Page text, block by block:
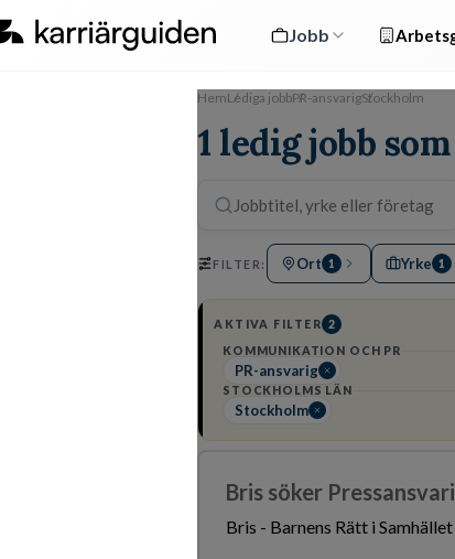
Jobb
HemLediga jobbPR-ansvarigStockholm
1 ledig jobb
FILTER: Ort 1 Yrke 1
AKTIVA FILTER 2
KOMMUNIKATION OCH PR
PR-ansvarig
STOCKHOLMS LÄN
Stockholm
Bris söker
Bris - Barnens Rätt i Samhället